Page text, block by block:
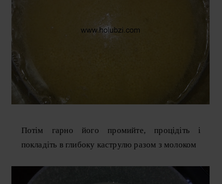
Потім гарно його промийте, процідіть і
покладіть в глибоку каструлю разом з молоком